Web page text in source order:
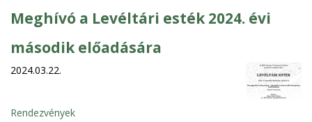
Meghívó a Levéltári esték 2024. évi
második előadására
2024.03.22.
Rendezvények